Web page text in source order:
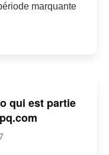
marquante
qui est partie